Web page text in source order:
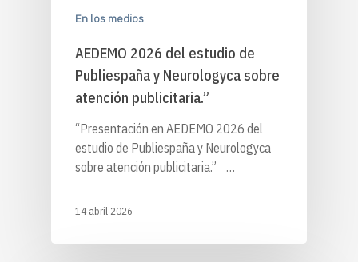
En los medios
AEDEMO 2026 del estudio de
Publiespaña y Neurologyca sobre
atención publicitaria.”
“Presentación en AEDEMO 2026 del
estudio de Publiespaña y Neurologyca
sobre atención publicitaria.” …
14 abril 2026